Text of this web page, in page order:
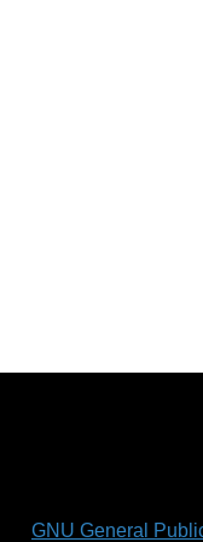
GNU General